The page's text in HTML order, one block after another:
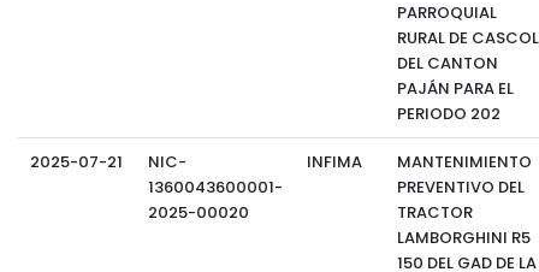
PARROQUIAL
RURAL DE CASCOL
DEL CANTON
PAJÁN PARA EL
PERIODO 202
2025-07-21
NIC-
1360043600001-
2025-00020
INFIMA
MANTENIMIENTO
PREVENTIVO DEL
TRACTOR
LAMBORGHINI R5
150 DEL GAD DE LA